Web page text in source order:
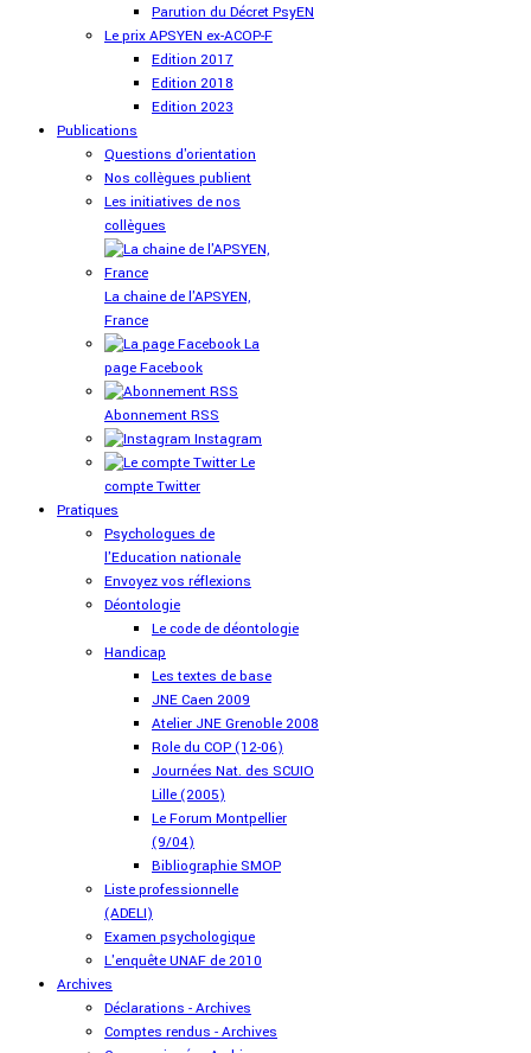
Parution du Décret PsyEN
Le prix APSYEN ex-ACOP-F
Edition 2017
Edition 2018
Edition 2023
Publications
Questions d'orientation
Nos collègues publient
Les initiatives de nos
collègues
La chaine de l'APSYEN,
France
La
page Facebook
Abonnement RSS
Instagram
Le
compte Twitter
Pratiques
Psychologues de
l'Education nationale
Envoyez vos réflexions
Déontologie
Le code de déontologie
Handicap
Les textes de base
JNE Caen 2009
Atelier JNE Grenoble 2008
Role du COP (12-06)
Journées Nat. des SCUIO
Lille (2005)
Le Forum Montpellier
(9/04)
Bibliographie SMOP
Liste professionnelle
(ADELI)
Examen psychologique
L'enquête UNAF de 2010
Archives
Déclarations - Archives
Comptes rendus - Archives